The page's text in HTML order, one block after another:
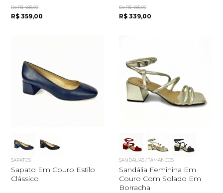
De R$ 485,00
R$ 359,00
De R$ 485,00
R$ 339,00
SAPATOS
Sapato Em Couro Estilo
Clássico
SANDÁLIAS / TAMANCOS
Sandália Feminina Em
Couro Com Solado Em
Borracha